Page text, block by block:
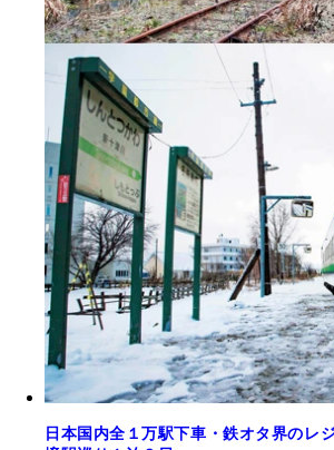
日本国内全１万駅下車・鉄オタ界のレ